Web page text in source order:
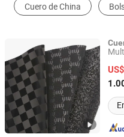
Cinturón de Cuero
Ningbo Bridge Synthetic
Zhejiang, China